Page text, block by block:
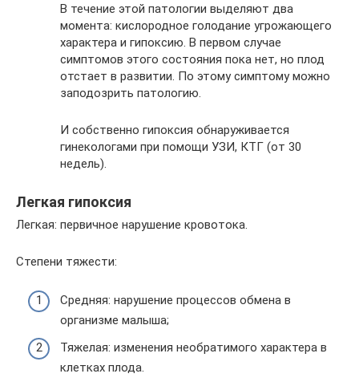
В течение этой патологии выделяют два
момента: кислородное голодание угрожающего
характера и гипоксию. В первом случае
симптомов этого состояния пока нет, но плод
отстает в развитии. По этому симптому можно
заподозрить патологию.
И собственно гипоксия обнаруживается
гинекологами при помощи УЗИ, КТГ (от 30
недель).
Легкая гипоксия
Легкая: первичное нарушение кровотока.
Степени тяжести:
Средняя: нарушение процессов обмена в
организме малыша;
Тяжелая: изменения необратимого характера в
клетках плода.